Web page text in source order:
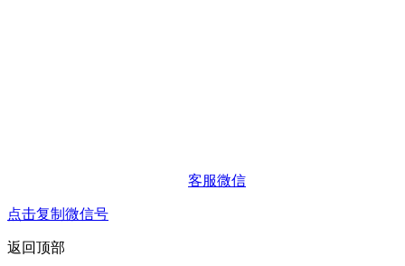
客服微信
点击复制微信号
返回顶部